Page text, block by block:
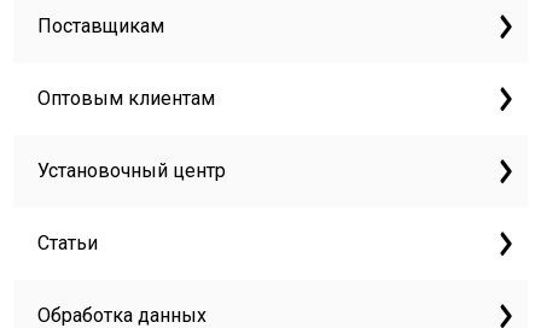
Поставщикам
Оптовым клиентам
Установочный центр
Статьи
Обработка данных